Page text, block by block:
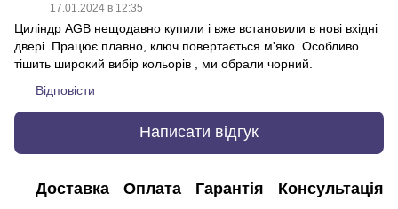
17.01.2024 в 12:35
Циліндр AGB нещодавно купили і вже встановили в нові вхідні
двері. Працює плавно, ключ повертається м'яко. Особливо
тішить широкий вибір кольорів , ми обрали чорний.
Відповісти
Написати відгук
Доставка Оплата Гарантія Консультація